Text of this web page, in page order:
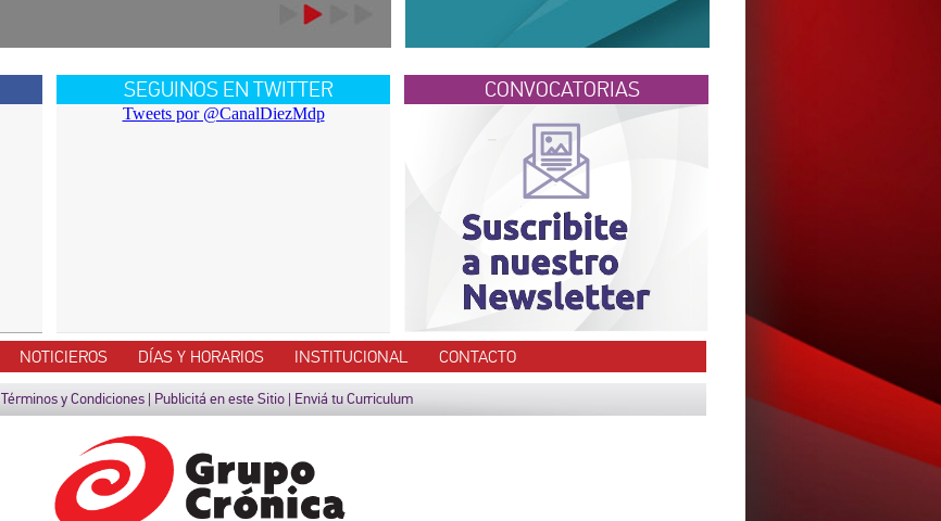
SEGUINOS EN TWITTER
Tweets por @CanalDiezMdp
CONVOCATORIAS
NOTICIEROS DÍAS Y HORARIOS INSTITUCIONAL CONTACTO
Términos y Condiciones | Publicitá en este Sitio | Enviá tu Curriculum